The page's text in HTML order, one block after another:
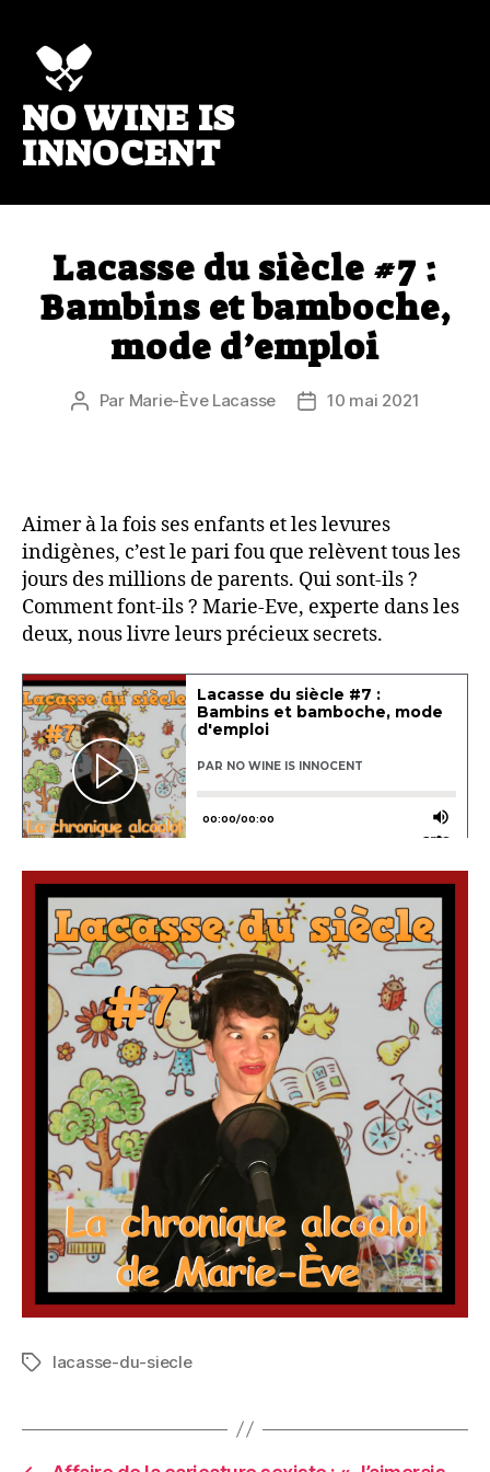
No
wine
is
NO WINE IS
INNOCENT
Lacasse du siècle #7 :
Bambins et bamboche,
mode d’emploi
Auteur
Par Marie-Ève Lacasse
Date10 mai 2021
Aimer à la fois ses enfants et les levures
indigènes, c’est le pari fou que relèvent tous les
jours des millions de parents. Qui sont-ils ?
Comment font-ils ? Marie-Eve, experte dans les
deux, nous livre leurs précieux secrets.
Étiquettes
lacasse-du-siecle